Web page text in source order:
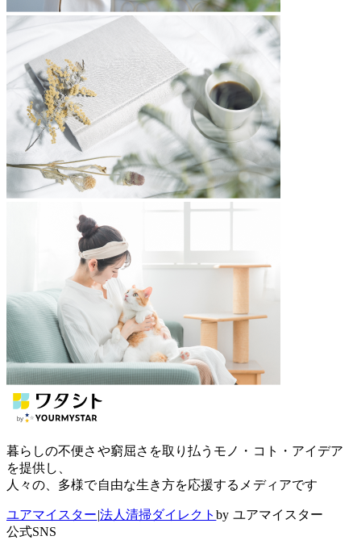
暮らしの不便さや窮屈さを取り払うモノ・コト・アイデア
を提供し、
人々の、多様で自由な生き方を応援するメディアです
ユアマイスター|法人清掃ダイレクトby ユアマイスター
公式SNS